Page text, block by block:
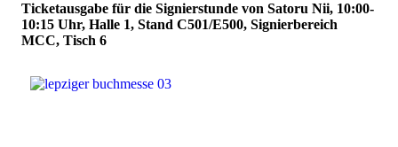
Ticketausgabe für die Signierstunde von Satoru Nii, 10:00-
10:15 Uhr, Halle 1, Stand C501/E500, Signierbereich
MCC, Tisch 6